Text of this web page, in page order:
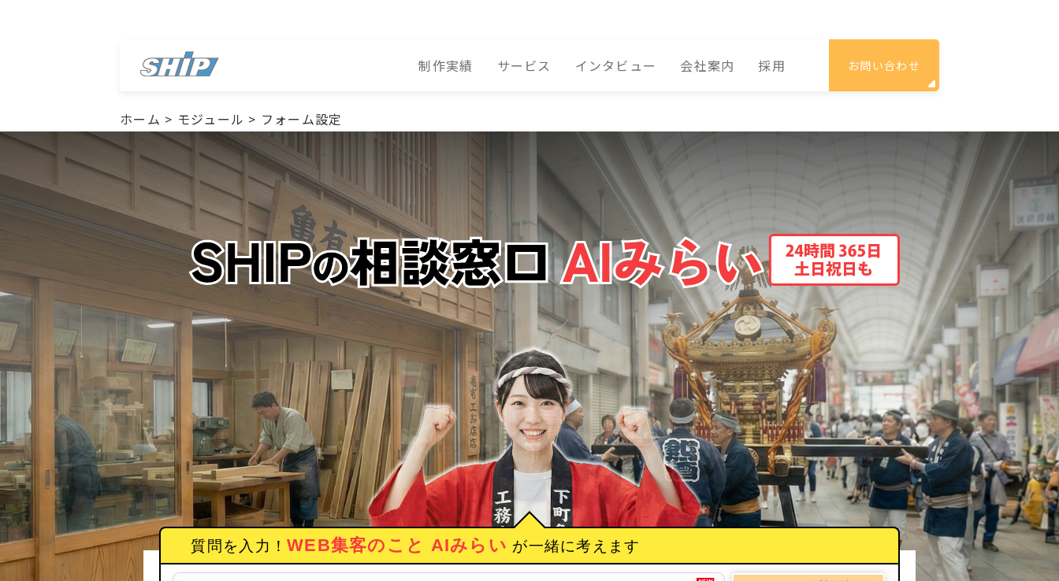
制作実績 サービス インタビュー 会社案内 採用 お問い合わせ
ホーム > モジュール > フォーム設定
実は あたいは亀有の工務店の娘！下町育ちの生粋の江戸っ子さ
質問を入力！WEB集客のこと AIみらい が一緒に考えます